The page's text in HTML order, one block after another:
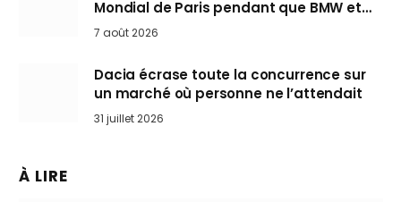
Mondial de Paris pendant que BMW et
Mini désertent le salon
7 août 2026
Dacia écrase toute la concurrence sur
un marché où personne ne l’attendait
31 juillet 2026
À LIRE